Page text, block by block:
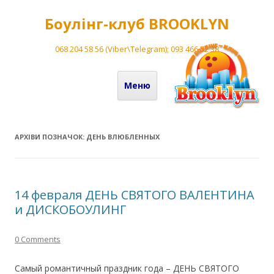
Боулінг-клуб BROOKLYN
068 204 58 56 (Viber\Telegram); 093 466 52 38
Меню
Перейти до вмісту
АРХІВИ ПОЗНАЧОК: ДЕНЬ ВЛЮБЛЕННЫХ
14 февраля ДЕНЬ СВЯТОГО ВАЛЕНТИНА
и ДИСКОБОУЛИНГ
0 Comments
Самый романтичный праздник года – ДЕНЬ СВЯТОГО